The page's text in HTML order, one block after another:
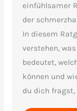
einfühlsamer
der
In diesem
verstehen,
bedeutet,
können und
du dich fragst,